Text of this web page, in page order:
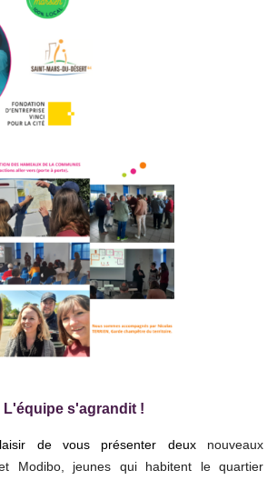
L'équipe s'agrandit!
de vous présenter deux nouveaux
Modibo, jeunes qui habitent le quartier